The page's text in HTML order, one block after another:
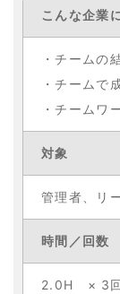
こんな企業
・チームの
・チームで
・チームワ
対象
管理者、リ
時間／回数
2.0H × 3